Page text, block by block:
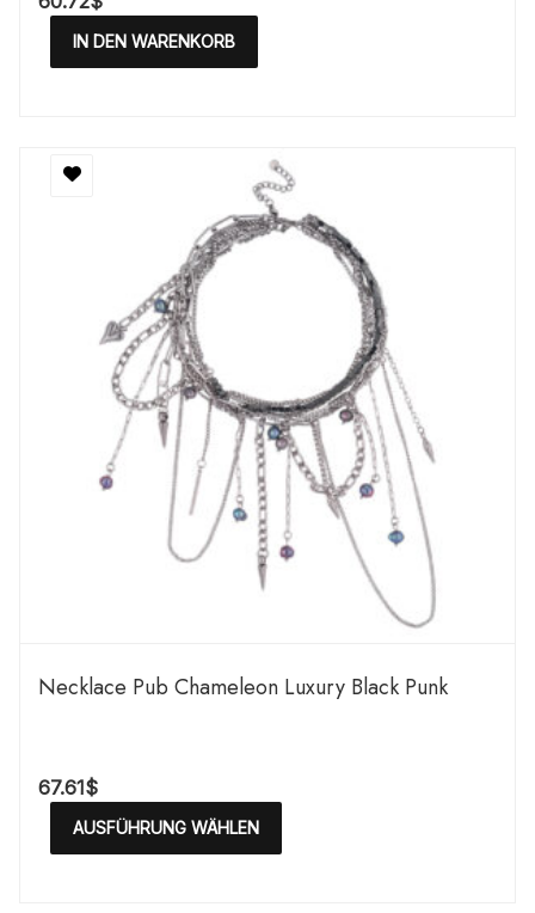
IN DEN WARENKORB
Necklace Pub Chameleon Luxury Black Punk
67.61$
AUSFÜHRUNG WÄHLEN